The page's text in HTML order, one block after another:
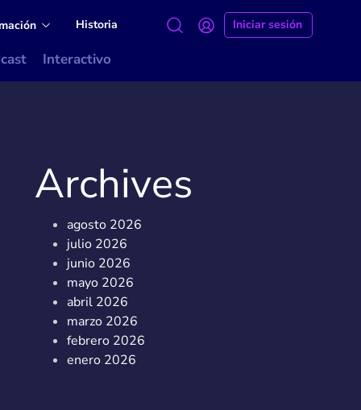
Historia Iniciar sesión
Interactivo
Archives
agosto 2026
julio 2026
junio 2026
mayo 2026
abril 2026
marzo 2026
febrero 2026
enero 2026